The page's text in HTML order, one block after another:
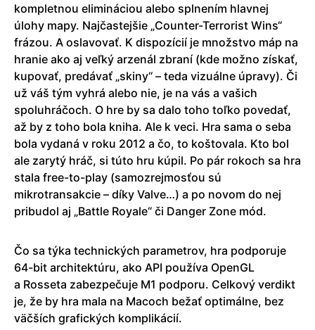
kompletnou elimináciou alebo splnením hlavnej
úlohy mapy. Najčastejšie „Counter-Terrorist Wins“
frázou. A oslavovať. K dispozícií je množstvo máp na
hranie ako aj veľký arzenál zbraní (kde možno získať,
kupovať, predávať „skiny“ – teda vizuálne úpravy). Či
už váš tým vyhrá alebo nie, je na vás a vašich
spoluhráčoch. O hre by sa dalo toho toľko povedať,
až by z toho bola kniha. Ale k veci. Hra sama o seba
bola vydaná v roku 2012 a čo, to koštovala. Kto bol
ale zarytý hráč, si túto hru kúpil. Po pár rokoch sa hra
stala free-to-play (samozrejmosťou sú
mikrotransakcie – díky Valve…) a po novom do nej
pribudol aj „Battle Royale“ či Danger Zone mód.
Čo sa týka technických parametrov, hra podporuje
64-bit architektúru, ako API používa OpenGL
a Rosseta zabezpečuje M1 podporu. Celkový verdikt
je, že by hra mala na Macoch bežať optimálne, bez
väčších grafických komplikácií.